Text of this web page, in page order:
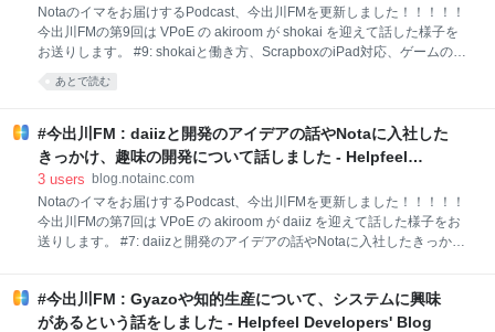
ます。 Anchor: 今出川FM by Nota • A podcast on
Anchor Spotify: 今出川FM by Nota | Podcast on Spotify
Apple Podcasts: ‎今出川F
Notaのイマをお届けするPodcast、今出川FMを更新しました！！！！！
今出川FMの第9回は VPoE の akiroom が shokai を迎えて話した様子を
お送りします。 #9: shokaiと働き方、ScrapboxのiPad対応、ゲームの
UI、Splatoon3の話をしました by 今出川FM by Nota 今出川FMはSpotify
をはじめ、複数のプラットフォームに配信してますので、お好きなプラ
Nota • A podcast on Anchor Spotify: 今出川FM by Nota | Podcast on
Spotify Apple Podcasts: ‎今出川FM by Nota on Apple Podcasts Google
Podcats: 今出川FM by Nota A
あとで読む
#今出川FM : daiizと開発のアイデアの話やNotaに入社した
きっかけ、趣味の開発について話しました - Helpfeel
Developers' Blog
3 users blog.notainc.com
Notaのイマをお届けするPodcast、今出川FMを更新しました！！！！！
今出川FMの第7回は VPoE の akiroom が daiiz を迎えて話した様子をお
送りします。 #7: daiizと開発のアイデアの話やNotaに入社したきっか
なプラットフォームで聞いていただければと思います。 Anchor: 今出川
FM by Nota • A podcast on Anchor Spotify: 今出川FM by Nota | Podcast
#今出川FM : Gyazoや知的生産について、システムに興味
があるという話をしました - Helpfeel Developers' Blog